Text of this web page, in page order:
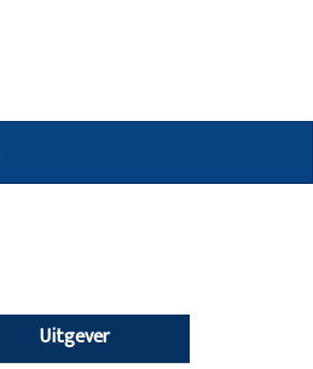
Uitgever